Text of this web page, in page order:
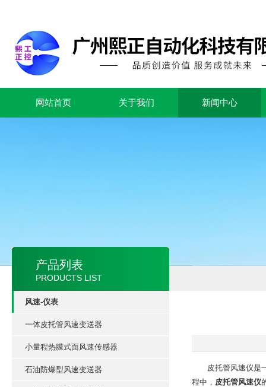
网站首页 关于我们 新闻中心
产品列表
PRODUCTS LIST
风速-仪表
一体皮托管风速变送器
小量程热膜式面风速传感器
石油防爆型风速变送器
皮托管风速仪是一
程中， 皮托管风速仪